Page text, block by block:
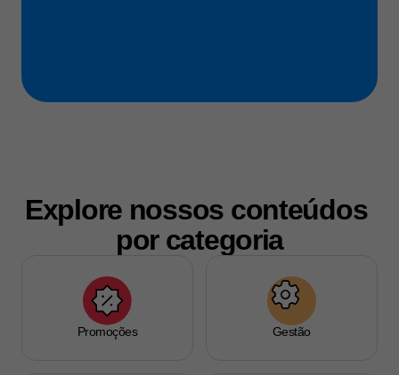
Explore nossos conteúdos
por categoria
Promoções Gestão